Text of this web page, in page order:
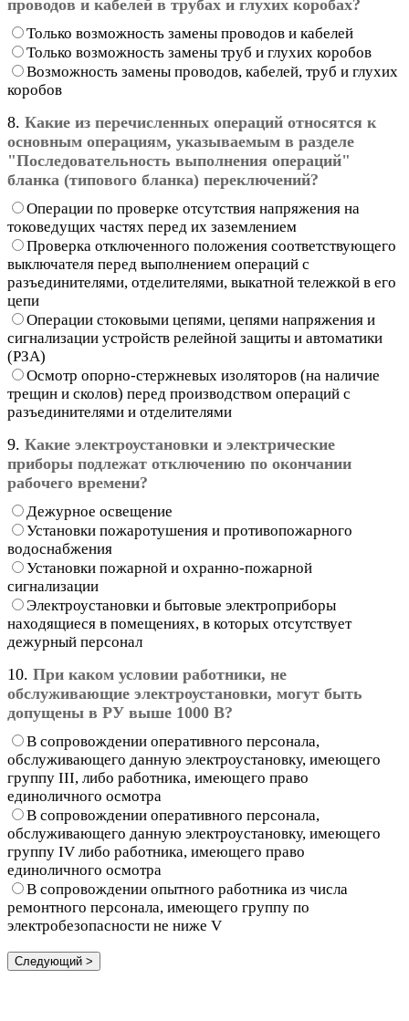
проводов и кабелей в трубах и глухих коробах?
Только возможность замены проводов и кабелей
Только возможность замены труб и глухих коробов
Возможность замены проводов, кабелей, труб и глухих
коробов
8. Какие из перечисленных операций относятся к
основным операциям, указываемым в разделе
"Последовательность выполнения операций"
бланка (типового бланка) переключений?
Операции по проверке отсутствия напряжения на
токоведущих частях перед их заземлением
Проверка отключенного положения соответствующего
выключателя перед выполнением операций с
разъединителями, отделителями, выкатной тележкой в его
цепи
Операции стоковыми цепями, цепями напряжения и
сигнализации устройств релейной защиты и автоматики
(РЗА)
Осмотр опорно-стержневых изоляторов (на наличие
трещин и сколов) перед производством операций с
разъединителями и отделителями
9. Какие электроустановки и электрические
приборы подлежат отключению по окончании
рабочего времени?
Дежурное освещение
Установки пожаротушения и противопожарного
водоснабжения
Установки пожарной и охранно-пожарной
сигнализации
Электроустановки и бытовые электроприборы
находящиеся в помещениях, в которых отсутствует
дежурный персонал
10. При каком условии работники, не
обслуживающие электроустановки, могут быть
допущены в РУ выше 1000 В?
В сопровождении оперативного персонала,
обслуживающего данную электроустановку, имеющего
группу III, либо работника, имеющего право
единоличного осмотра
В сопровождении оперативного персонала,
обслуживающего данную электроустановку, имеющего
группу IV либо работника, имеющего право
единоличного осмотра
В сопровождении опытного работника из числа
ремонтного персонала, имеющего группу по
электробезопасности не ниже V